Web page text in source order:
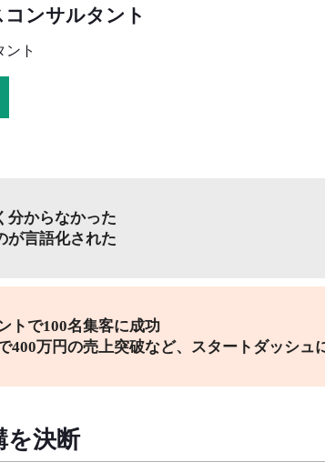
ンサルタント
ント
分からなかった
が言語化された
トで100名集客に成功
400万円の売上突破など、スタートダッシュ
を決断